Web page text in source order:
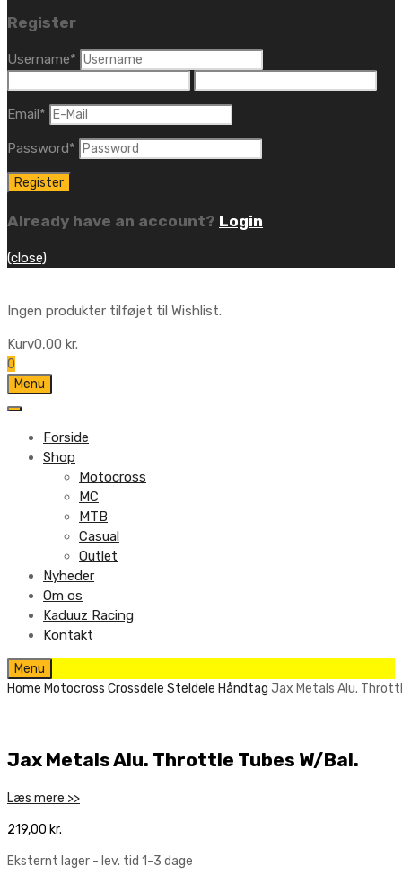
Register
Username*
Email*
Password*
Already have an account? Login
(close)
Ingen produkter tilføjet til Wishlist.
Kurv0,00 kr.
0
Menu
Forside
Shop
Motocross
MC
MTB
Casual
Outlet
Nyheder
Om os
Kaduuz Racing
Kontakt
Skip
to
Menu
Home Motocross Crossdele Steldele Håndtag Jax Metals Alu.
Jax Metals Alu. Throttle Tubes W/Bal.
Læs mere >>
219,00 kr.
Eksternt lager - lev. tid 1-3 dage